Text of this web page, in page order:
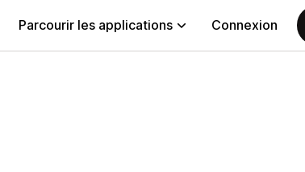
Parcourir les applications Connexion